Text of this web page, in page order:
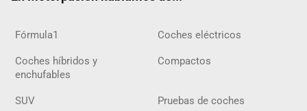
Fórmula1 Coches eléctricos
Coches híbridos y
enchufables
Compactos
SUV Pruebas de coches